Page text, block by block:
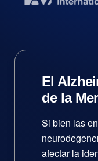
El
de la
Si bien las
afectar la